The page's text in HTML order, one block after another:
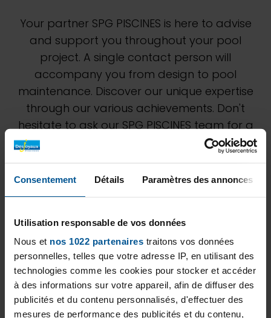
Consentement Détails Paramètres des annonces
Utilisation responsable de vos données
Nous et nos 1022 partenaires traitons vos données
personnelles, telles que votre adresse IP, en utilisant des
technologies comme les cookies pour stocker et accéder
à des informations sur votre appareil, afin de diffuser des
publicités et du contenu personnalisés, d'effectuer des
mesures de performance des publicités et du contenu,
Your partner SPG PISCINES is here to advise
and support you throughout your pool
project. A single contact person will
accompany you from design to pool
maintenance. Discover our unique expertise
through our various achievements. Don't
hesitate to ask our SPG PISCINES team for a
personalized study to best estimate your